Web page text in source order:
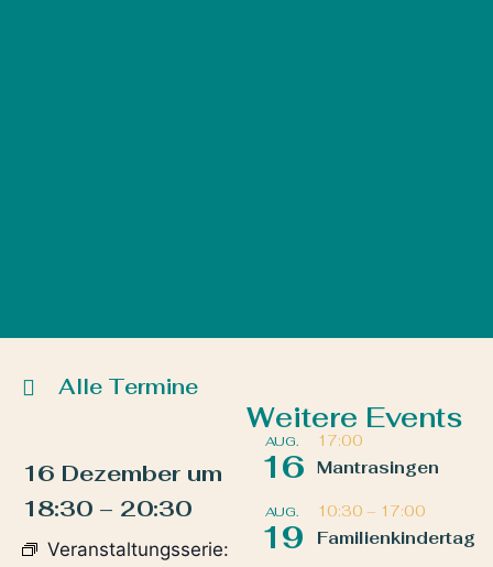
Alle Termine
16 Dezember um
18:30 – 20:30
Veranstaltungsserie:
Weitere Events
AUG.
16
17:00
Mantrasingen
AUG.
19
10:30 – 17:00
Familienkindertag